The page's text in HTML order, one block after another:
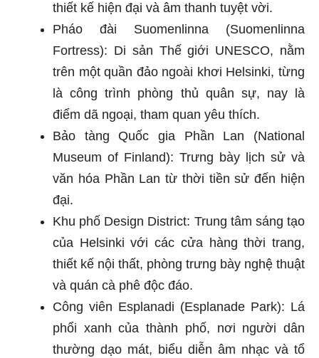
thiết kế hiện đại và âm thanh tuyệt vời.
Pháo đài Suomenlinna (Suomenlinna
Fortress): Di sản Thế giới UNESCO, nằm
trên một quần đảo ngoài khơi Helsinki, từng
là công trình phòng thủ quân sự, nay là
điểm dã ngoại, tham quan yêu thích.
Bảo tàng Quốc gia Phần Lan (National
Museum of Finland): Trưng bày lịch sử và
văn hóa Phần Lan từ thời tiền sử đến hiện
đại.
Khu phố Design District: Trung tâm sáng tạo
của Helsinki với các cửa hàng thời trang,
thiết kế nội thất, phòng trưng bày nghệ thuật
và quán cà phê độc đáo.
Công viên Esplanadi (Esplanade Park): Lá
phổi xanh của thành phố, nơi người dân
thường dạo mát, biểu diễn âm nhạc và tổ